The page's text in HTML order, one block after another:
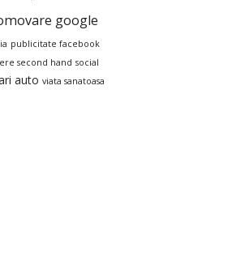
google
publicitate facebook
second hand social
auto viata sanatoasa